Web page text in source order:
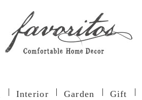
Interior Garden Gift